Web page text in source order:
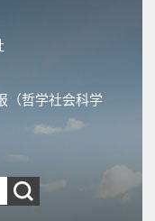
（哲学社会科学